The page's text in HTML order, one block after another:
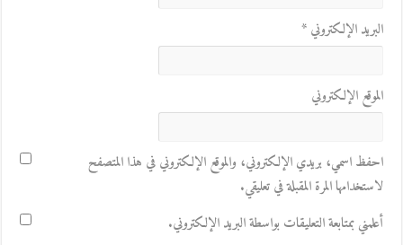
البريد الإلكتروني*
الموقع الإلكتروني
احفظ اسمي، بريدي الإلكتروني، والموقع الإلكتروني في هذا المتصفح
لاستخدامها المرة المقبلة في تعليقي.
أعلمني بمتابعة التعليقات بواسطة البريد الإلكتروني.